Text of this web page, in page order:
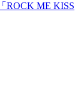
ROCK ME KISS